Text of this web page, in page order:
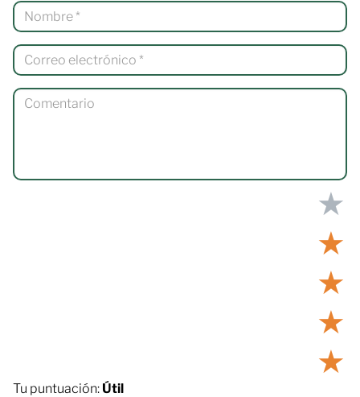
★
★
★
★
★
Tu puntuación: Útil